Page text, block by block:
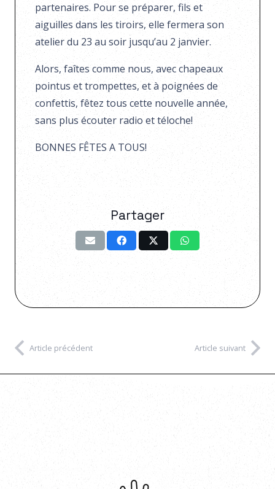
partenaires. Pour se préparer, fils et
aiguilles dans les tiroirs, elle fermera son
atelier du 23 au soir jusqu’au 2 janvier.
Alors, faîtes comme nous, avec chapeaux
pointus et trompettes, et à poignées de
confettis, fêtez tous cette nouvelle année,
sans plus écouter radio et téloche!
BONNES FÊTES A TOUS!
Partager
Article précédent Article suivant